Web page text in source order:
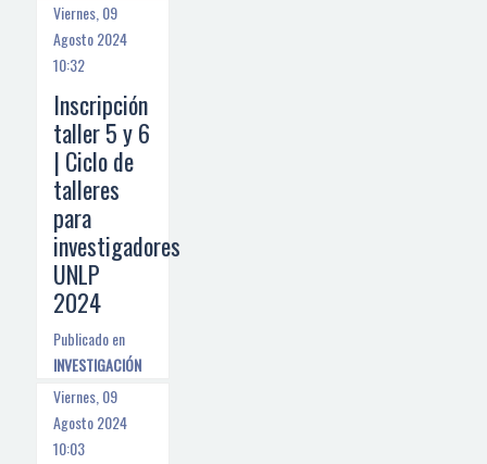
Viernes, 09
Agosto 2024
10:32
Inscripción
taller 5 y 6
| Ciclo de
talleres
para
investigadores
UNLP
2024
Publicado en
INVESTIGACIÓN
Viernes, 09
Agosto 2024
10:03